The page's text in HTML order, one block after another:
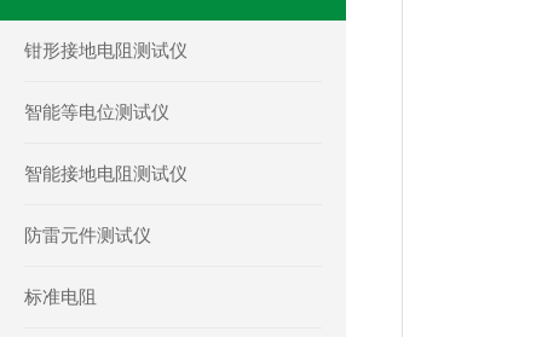
钳形接地电阻测试仪
智能等电位测试仪
智能接地电阻测试仪
防雷元件测试仪
标准电阻